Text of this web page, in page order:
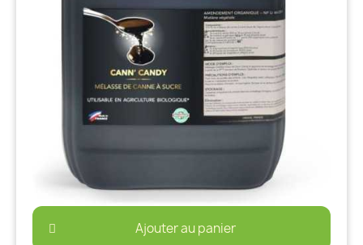
Ajouter au panier